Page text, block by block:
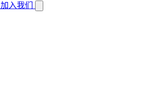
加入我们